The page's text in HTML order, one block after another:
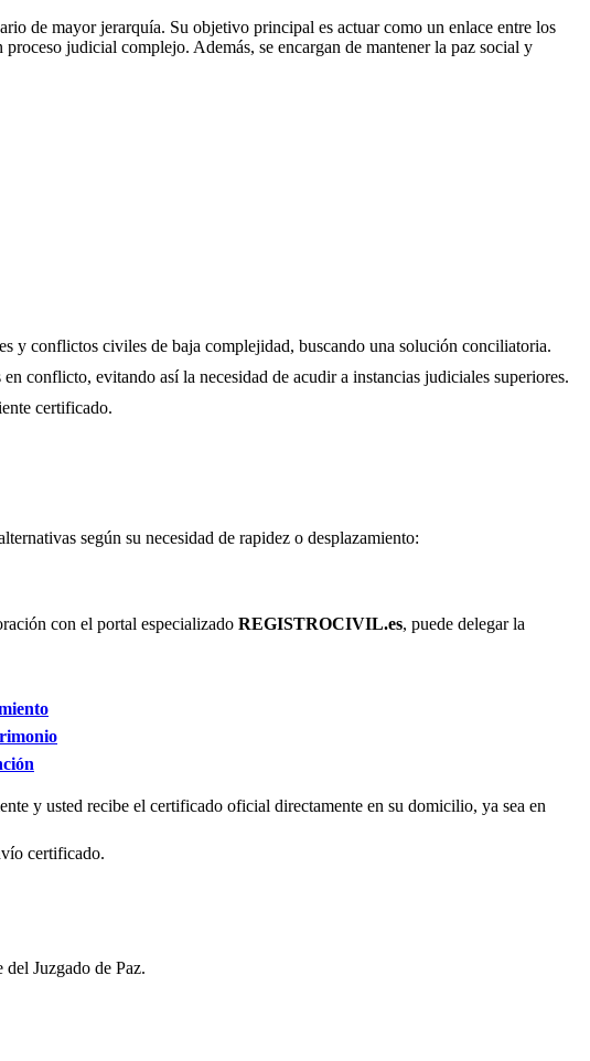
de mayor jerarquía. Su objetivo principal es actuar como un enlace entre los
judicial complejo. Además, se encargan de mantener la paz social y
y conflictos civiles de baja complejidad, buscando una solución conciliatoria.
conflicto, evitando así la necesidad de acudir a instancias judiciales superiores.
certificado.
según su necesidad de rapidez o desplazamiento:
con el portal especializado REGISTROCIVIL.es, puede delegar la
y usted recibe el certificado oficial directamente en su domicilio, ya sea en
certificado.
Juzgado de Paz.